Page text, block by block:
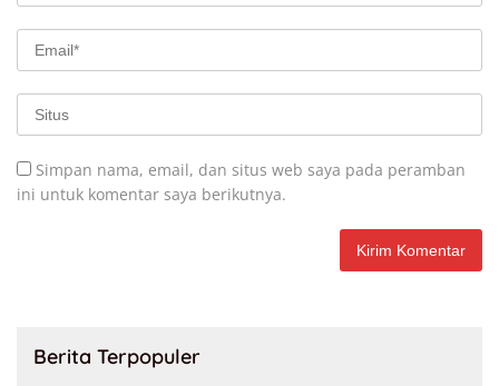
Simpan nama, email, dan situs web saya pada peramban
ini untuk komentar saya berikutnya.
Berita Terpopuler